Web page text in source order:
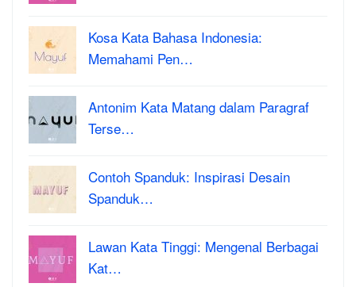
Kosa Kata Bahasa Indonesia:
Memahami Pen…
Antonim Kata Matang dalam Paragraf
Terse…
Contoh Spanduk: Inspirasi Desain
Spanduk…
Lawan Kata Tinggi: Mengenal Berbagai
Kat…